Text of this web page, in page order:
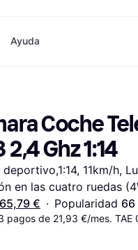
Directorio de tiendas
Suscripciones
Invita a un amigo
Belleza
Ropa
Juguetes
Hogares e Interiores
Audio y Video
Deportes y Aire libre
Informática
Hazlo tú mismo
Ayuda
Coche
2,4 Ghz 1:14
deportivo,1:14, 11km/h,
en las cuatro ruedas
65,79 € · Popularidad 66
pagos de 21,93 €/mes. TAE